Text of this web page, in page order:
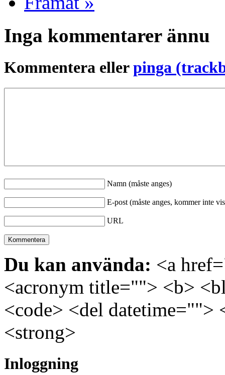
Inga kommentarer ännu
Kommentera ellerpinga
Namn (måste anges)
E-post (måste anges, kommer inte
URL
Du kan använda: <a
<acronym title=""> <b>
<code> <del
<strong>
Inloggning